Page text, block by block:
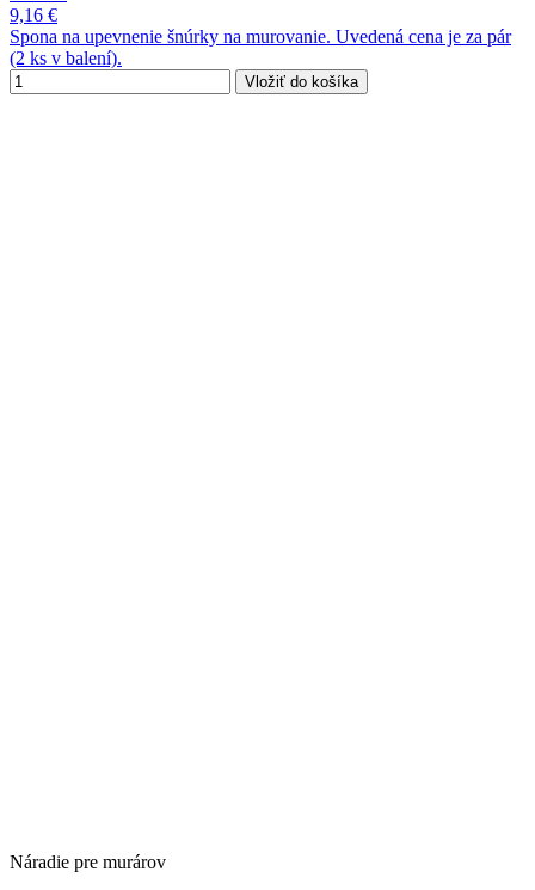
9,16 €
Spona na upevnenie šnúrky na murovanie. Uvedená cena je za pár
(2 ks v balení).
Vložiť do košíka
Náradie pre murárov